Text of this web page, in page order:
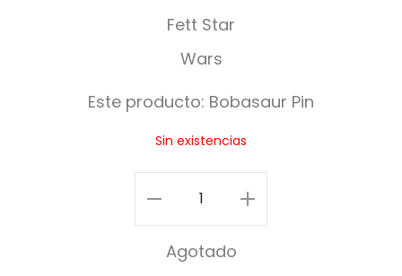
s
a
P
n
Este producto: Bobasaur Pin
Sin existencias
Bobasaur
Pin
cantidad
Agotado